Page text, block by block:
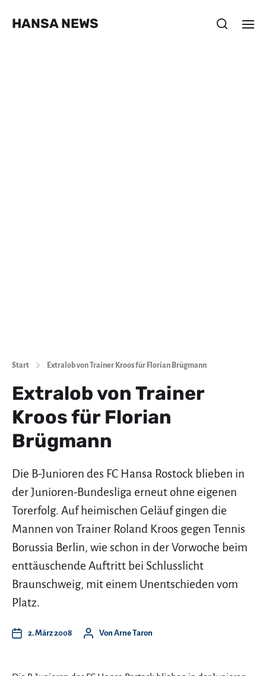
HANSA NEWS
Start Extralob von Trainer Kroos für Florian Brügmann
Extralob von Trainer
Kroos für Florian
Brügmann
Die B-Junioren des FC Hansa Rostock blieben in
der Junioren-Bundesliga erneut ohne eigenen
Torerfolg. Auf heimischen Geläuf gingen die
Mannen von Trainer Roland Kroos gegen Tennis
Borussia Berlin, wie schon in der Vorwoche beim
enttäuschende Auftritt bei Schlusslicht
Braunschweig, mit einem Unentschieden vom
Platz.
2. März 2008 Von Arne Taron